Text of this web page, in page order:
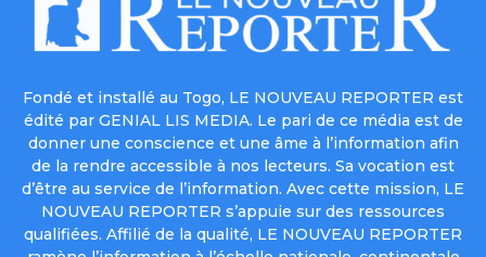
Fondé et installé au Togo, LE NOUVEAU REPORTER est
édité par GENIAL LIS MEDIA. Le pari de ce média est de
donner une conscience et une âme à l’information afin
de la rendre accessible à nos lecteurs. Sa vocation est
d’être au service de l’information. Avec cette mission, LE
NOUVEAU REPORTER s’appuie sur des ressources
qualifiées. Affilié de la qualité, LE NOUVEAU REPORTER